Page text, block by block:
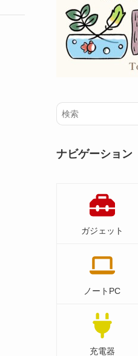
ナビゲーション
ガジェット
ノートPC
充電器